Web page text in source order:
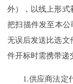
外），以线上形式
把扫描件发至本公
无误后发送比选文
件开标时需携带递
1.供应商法定代